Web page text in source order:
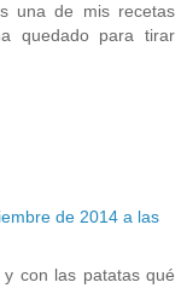
una de mis recetas
quedado para tirar
de 2014 a las
con las patatas qué